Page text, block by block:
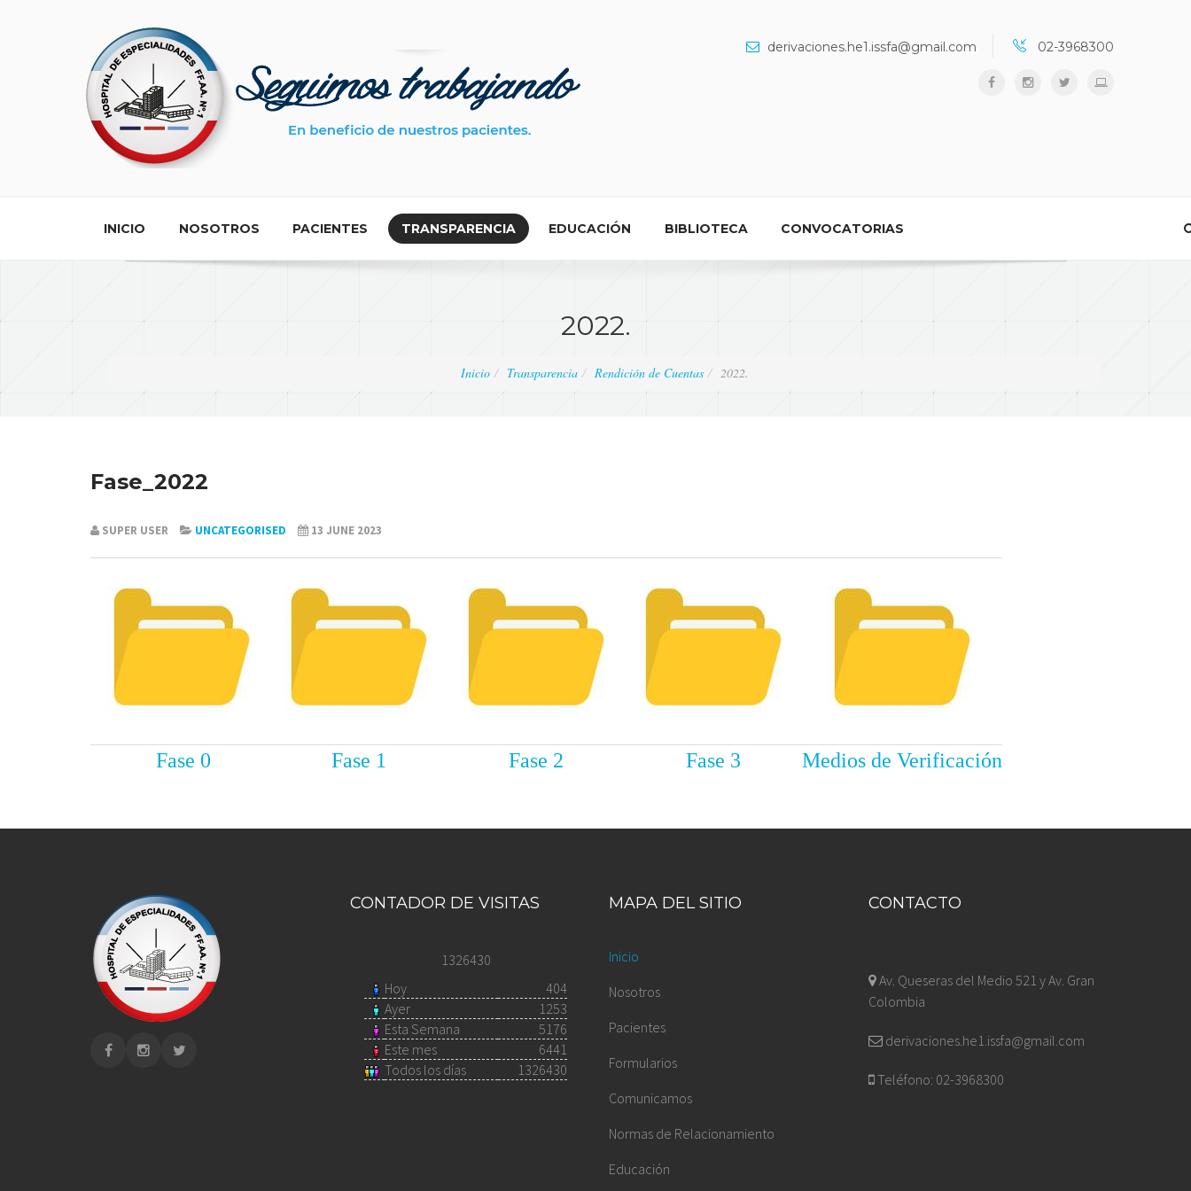
derivaciones.he1.issfa@gmail.com 02-3968300
INICIO NOSOTROS PACIENTES TRANSPARENCIA EDUCACIÓN BIBLIOTECA CONVOCATORIAS
2022.
Inicio Transparencia Rendición de Cuentas 2022.
Fase_2022
SUPER USER UNCATEGORISED 13 JUNE 2023
Fase 0 Fase 1 Fase 2 Fase 3 Medios de Verificación
CONTADOR DE VISITAS
1326430
Hoy
404
Ayer
1253
Esta Semana
5176
Este mes
6441
Todos los días
1326430
MAPA DEL SITIO
Inicio
Nosotros
Pacientes
Formularios
Comunicamos
Normas de Relacionamiento
Educación
CONTACTO
Av. Queseras del Medio 521 y Av. Gran
Colombia
derivaciones.he1.issfa@gmail.com
Teléfono: 02-3968300